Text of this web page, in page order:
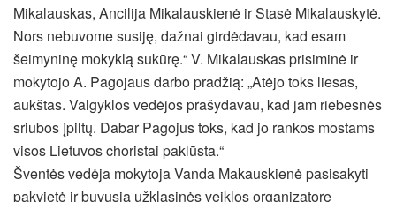
Mikalauskas, Ancilija Mikalauskienė ir Stasė Mikalauskytė.
Nors nebuvome susiję, dažnai girdėdavau, kad esam
šeimyninę mokyklą sukūrę.“ V. Mikalauskas prisiminė ir
mokytojo A. Pagojaus darbo pradžią: „Atėjo toks liesas,
aukštas. Valgyklos vedėjos prašydavau, kad jam riebesnės
sriubos įpiltų. Dabar Pagojus toks, kad jo rankos mostams
visos Lietuvos choristai paklūsta.“
Šventės vedėja mokytoja Vanda Makauskienė pasisakyti
pakvietė ir buvusią užklasinės veiklos organizatorę